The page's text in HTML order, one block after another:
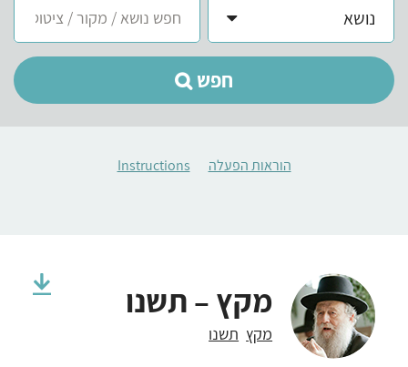
נושא
חפש
הוראות הפעלה Instructions
מקץ – תשנו
מקץ תשנו